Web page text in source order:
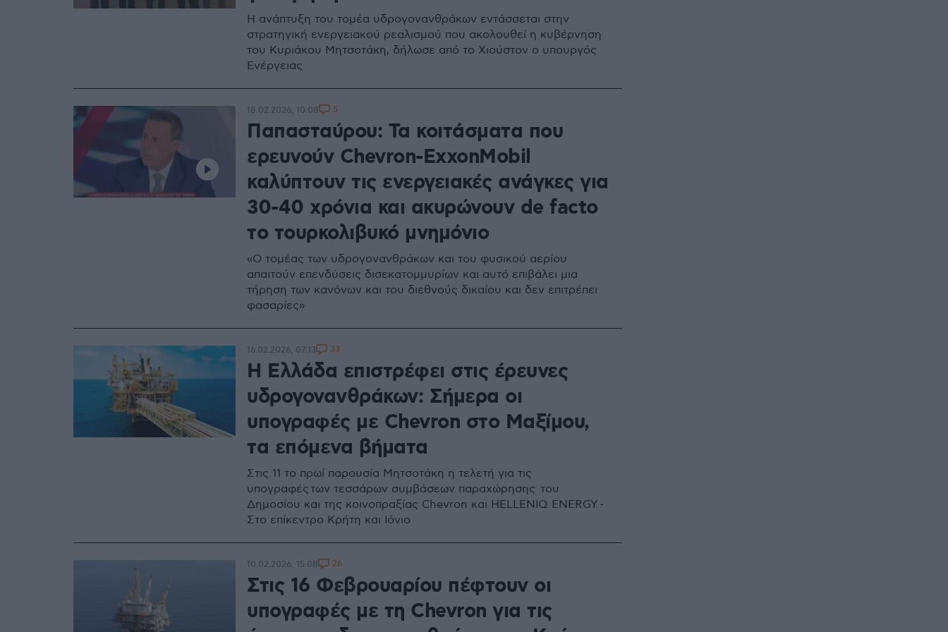
Η ανάπτυξη του τομέα υδρογονανθράκων εντάσσεται στην
στρατηγική ενεργειακού ρεαλισμού που ακολουθεί η κυβέρνηση
του Κυριάκου Μητσοτάκη, δήλωσε από το Χιούστον ο υπουργός
Ενέργειας
Παπασταύρου: Τα κοιτάσματα που
ερευνούν Chevron-ExxonMobil
καλύπτουν τις ενεργειακές ανάγκες για
30-40 χρόνια και ακυρώνουν de facto
το τουρκολιβυκό μνημόνιο
«Ο τομέας των υδρογονανθράκων και του φυσικού αερίου
απαιτούν επενδύσεις δισεκατομμυρίων και αυτό επιβάλει μια
τήρηση των κανόνων και του διεθνούς δικαίου και δεν επιτρέπει
φασαρίες»
18.02.2026, 10:08 5
Η Ελλάδα επιστρέφει στις έρευνες
υδρογονανθράκων: Σήμερα οι
υπογραφές με Chevron στο Μαξίμου,
τα επόμενα βήματα
Στις 11 το πρωί παρουσία Μητσοτάκη η τελετή για τις
υπογραφές των τεσσάρων συμβάσεων παραχώρησης του
Δημοσίου και της κοινοπραξίας Chevron και HELLENIQ ENERGY -
Στο επίκεντρο Κρήτη και Ιόνιο
16.02.2026, 07:13 33
Στις 16 Φεβρουαρίου πέφτουν οι
υπογραφές με τη Chevron για τις
10.02.2026, 15:08 26